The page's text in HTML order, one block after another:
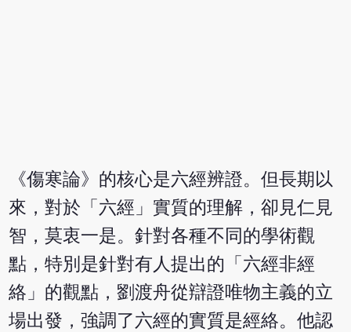
《傷寒論》的核心是六經辨證。但長期以
來，對於「六經」實質的理解，卻見仁見
智，莫衷一是。針對各種不同的學術觀
點，特別是針對有人提出的「六經非經
絡」的觀點，劉渡舟從辯證唯物主義的立
場出發，強調了六經的實質是經絡。他認